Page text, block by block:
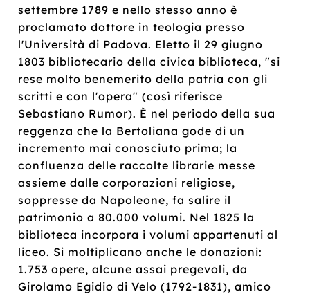
settembre 1789 e nello stesso anno è
proclamato dottore in teologia presso
l'Università di Padova. Eletto il 29 giugno
1803 bibliotecario della civica biblioteca, "si
rese molto benemerito della patria con gli
scritti e con l'opera" (così riferisce
Sebastiano Rumor). È nel periodo della sua
reggenza che la Bertoliana gode di un
incremento mai conosciuto prima; la
confluenza delle raccolte librarie messe
assieme dalle corporazioni religiose,
soppresse da Napoleone, fa salire il
patrimonio a 80.000 volumi. Nel 1825 la
biblioteca incorpora i volumi appartenuti al
liceo. Si moltiplicano anche le donazioni:
1.753 opere, alcune assai pregevoli, da
Girolamo Egidio di Velo (1792-1831), amico